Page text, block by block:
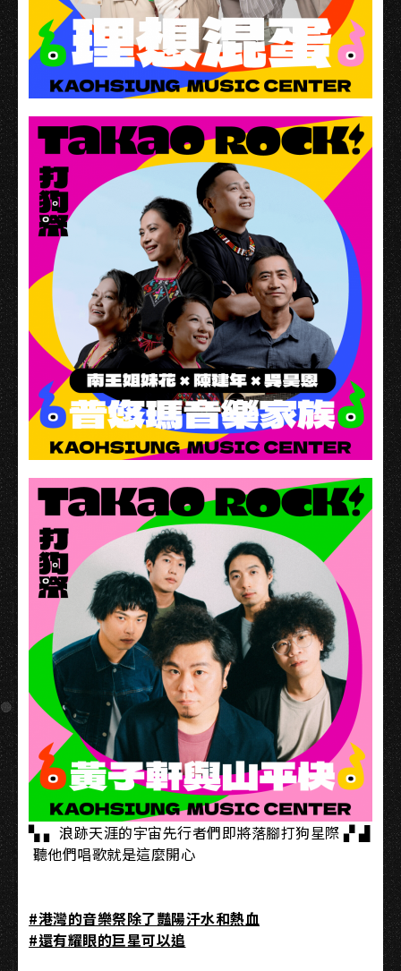
▚ ▖ 浪跡天涯的宇宙先行者們即將落腳打狗星際 ▞ ▟
​ 聽他們唱歌就是這麼開心
#港灣的音樂祭除了豔陽汗水和熱血
#還有耀眼的巨星可以追